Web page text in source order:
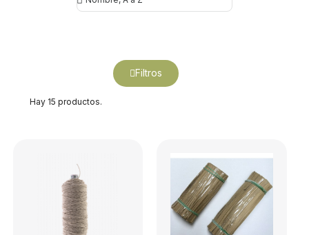
Hay 15 productos.
Filtros